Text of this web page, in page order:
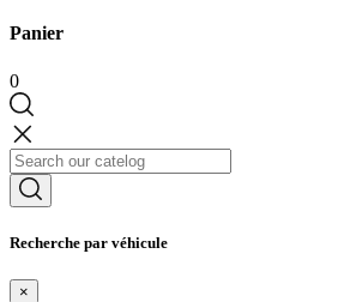
Panier
0
Recherche par véhicule
×